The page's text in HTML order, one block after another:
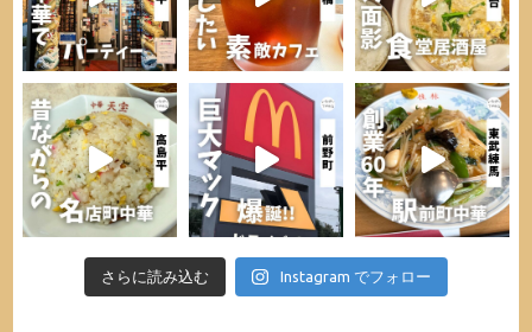
さらに読み込む Instagram でフォロー